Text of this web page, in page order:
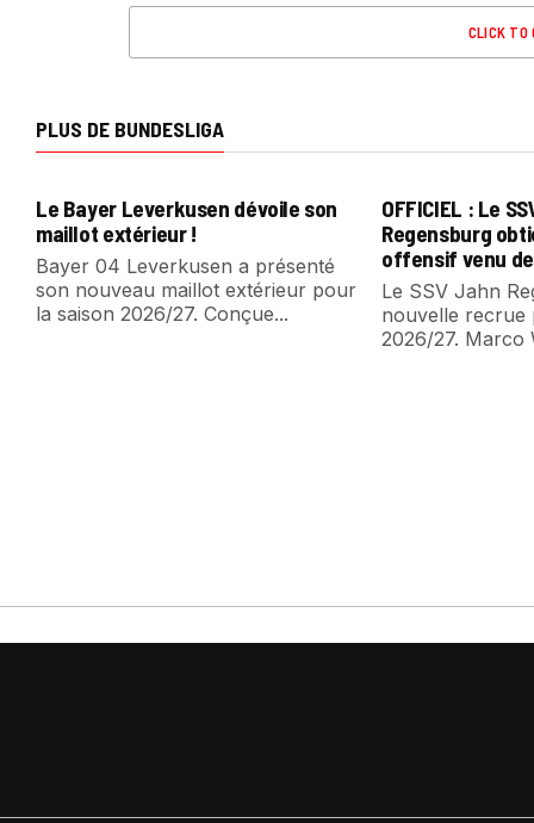
CLICK TO
PLUS DE BUNDESLIGA
Le Bayer Leverkusen dévoile son
maillot extérieur !
Bayer 04 Leverkusen a présenté
son nouveau maillot extérieur pour
la saison 2026/27. Conçue...
OFFICIEL : Le
Regensburg
offensif venu
Le SSV Jahn
nouvelle recrue
2026/27. Marco